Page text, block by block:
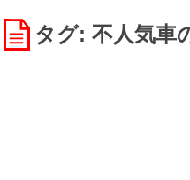
タグ: 不人気車